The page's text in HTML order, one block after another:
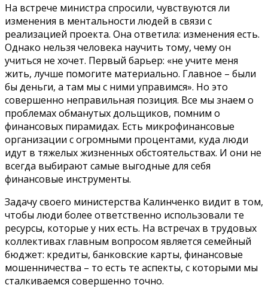
На встрече министра спросили, чувствуются ли
изменения в ментальности людей в связи с
реализацией проекта. Она ответила: изменения есть.
Однако нельзя человека научить тому, чему он
учиться не хочет. Первый барьер: «не учите меня
жить, лучше помогите материально. Главное – были
бы деньги, а там мы с ними управимся». Но это
совершенно неправильная позиция. Все мы знаем о
проблемах обманутых дольщиков, помним о
финансовых пирамидах. Есть микрофинансовые
организации с огромными процентами, куда люди
идут в тяжелых жизненных обстоятельствах. И они не
всегда выбирают самые выгодные для себя
финансовые инструменты.
Задачу своего министерства Калинченко видит в том,
чтобы люди более ответственно использовали те
ресурсы, которые у них есть. На встречах в трудовых
коллективах главным вопросом является семейный
бюджет: кредиты, банковские карты, финансовые
мошенничества – то есть те аспекты, с которыми мы
сталкиваемся совершенно точно.